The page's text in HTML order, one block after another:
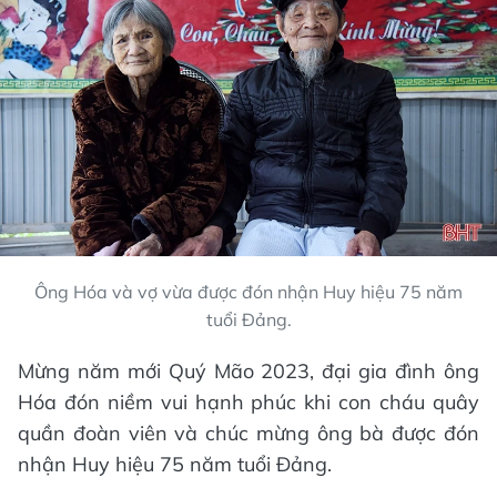
Ông Hóa và vợ vừa được đón nhận Huy hiệu 75 năm
tuổi Đảng.
Mừng năm mới Quý Mão 2023, đại gia đình ông
Hóa đón niềm vui hạnh phúc khi con cháu quây
quần đoàn viên và chúc mừng ông bà được đón
nhận Huy hiệu 75 năm tuổi Đảng.